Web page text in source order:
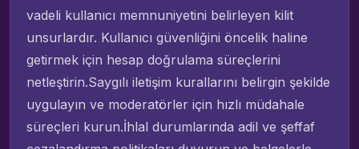
vadeli kullanıcı memnuniyetini belirleyen kilit
unsurlardır. Kullanıcı güvenliğini öncelik haline
getirmek için hesap doğrulama süreçlerini
netleştirin.Saygılı iletişim kurallarını belirgin şekilde
uygulayın ve moderatörler için hızlı müdahale
süreçleri kurun.İhlal durumlarında adil ve şeffaf